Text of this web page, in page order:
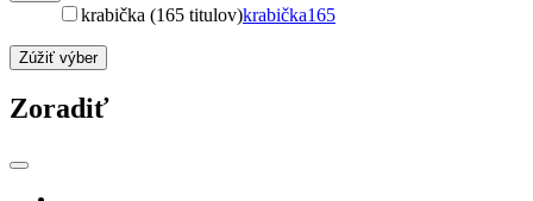
krabička (165 titulov)krabička165
Zúžiť výber
Zoradiť